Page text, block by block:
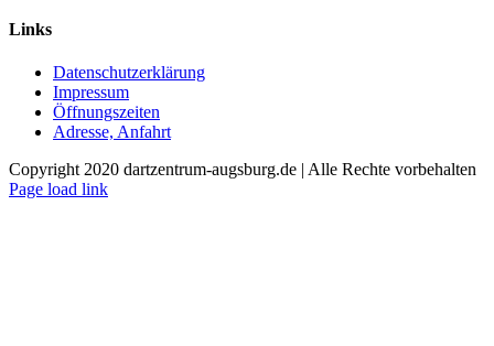
Links
Datenschutzerklärung
Impressum
Öffnungszeiten
Adresse, Anfahrt
Copyright 2020 dartzentrum-augsburg.de | Alle Rechte vorbehalten
Facebook
Instagram
YouTube
Page load link